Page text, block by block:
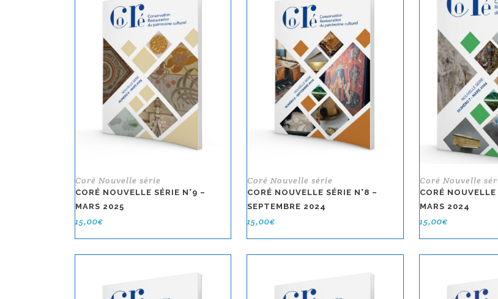
Coré Nouvelle série
CORÉ NOUVELLE SÉRIE N°9 –
MARS 2025
15,00€
Coré Nouvelle série
CORÉ NOUVELLE SÉRIE N°8 –
SEPTEMBRE 2024
15,00€
Coré Nouvelle
CORÉ NOUVELLE
MARS 2024
15,00€